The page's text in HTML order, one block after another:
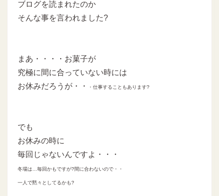
ブログを読まれたのか
そんな事を言われました?
まあ・・・・お菓子が
究極に間に合っていない時には
お休みだろうが・・
・仕事することもあります?
でも
お休みの時に
毎回じゃないんですよ・・・
冬場は…毎回かもですが?間に合わないので・・
一人で黙々としてるかも?